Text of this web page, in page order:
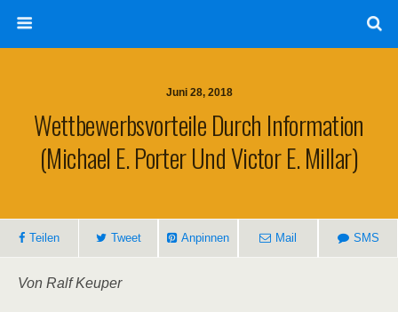
Juni 28, 2018
Wettbewerbsvorteile Durch Information
(Michael E. Porter Und Victor E. Millar)
Teilen Tweet Anpinnen Mail SMS
Von Ralf Keuper